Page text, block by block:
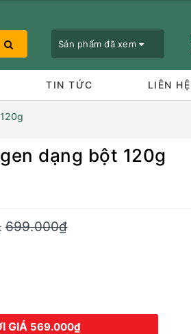
Sản phẩm đã xem
nào
TIN TỨC LIÊN HỆ
dạng bột 120g
699.000₫
GIÁ 569.000₫